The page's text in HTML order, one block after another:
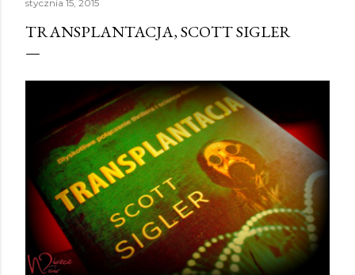
stycznia 15, 2015
TRANSPLANTACJA, SCOTT SIGLER